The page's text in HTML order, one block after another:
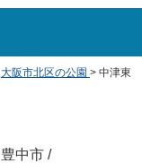
大阪市北区の公園 > 中津東
豊中市 /